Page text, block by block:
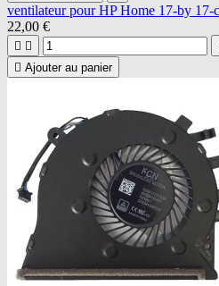
ventilateur pour HP Home 17-by 17-
22,00 €
 
 Ajouter au panier